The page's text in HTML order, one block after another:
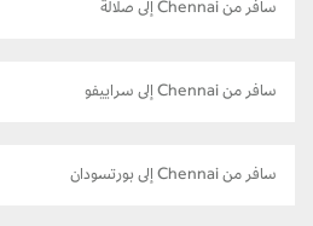
سافر من Chennai إلى صلالة
سافر من Chennai إلى سراييفو
سافر من Chennai إلى بورتسودان